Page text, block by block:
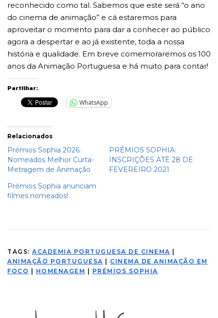
reconhecido como tal. Sabemos que este será “o ano
do cinema de animação” e cá estaremos para
aproveitar o momento para dar a conhecer ao público
agora a despertar e ao já existente, toda a nossa
história e qualidade. Em breve comemoraremos os 100
anos da Animação Portuguesa e há muito para contar!
Partilhar:
WhatsApp
Relacionados
Prémios Sophia 2026:
Nomeados Melhor Curta-
Metragem de Animação
PRÉMIOS SOPHIA:
INSCRIÇÕES ATÉ 28 DE
FEVEREIRO 2021
Prémios Sophia anunciam
filmes nomeados!
TAGS: ACADEMIA PORTUGUESA DE CINEMA
ANIMAÇÃO PORTUGUESA
CINEMA DE ANIMAÇÃO EM
FOCO
HOMENAGEM PRÉMIOS SOPHIA